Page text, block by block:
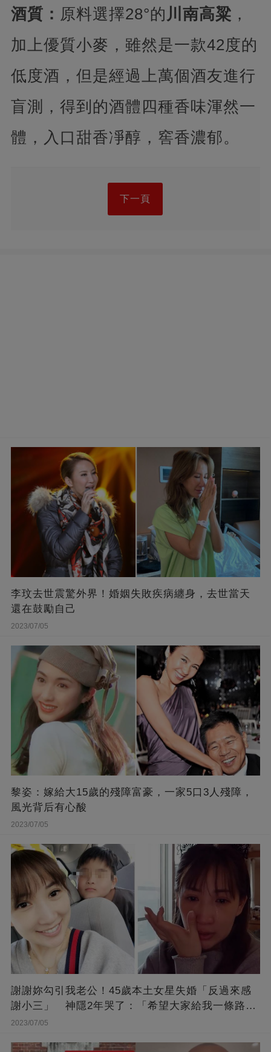
酒質： 原料選擇28°的 川南高粱 ，
加上優質小麥，雖然是一款42度的
低度酒，但是經過上萬個酒友進行
盲測，得到的酒體四種香味渾然一
體，入口甜香凈醇，窖香濃郁。
下一頁
李玟去世震驚外界！婚姻失敗疾病纏身，去世當天
還在鼓勵自己
2023/07/05
黎姿：嫁給大15歲的殘障富豪，一家5口3人殘障，
風光背后有心酸
2023/07/05
謝謝妳勾引我老公！45歲本土女星失婚「反過來感
謝小三」 神隱2年哭了：「希望大家給我一條路
走...」
2023/07/05